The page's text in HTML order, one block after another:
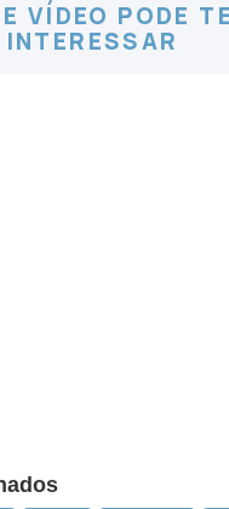
VÍDEO PODE TE
INTERESSAR